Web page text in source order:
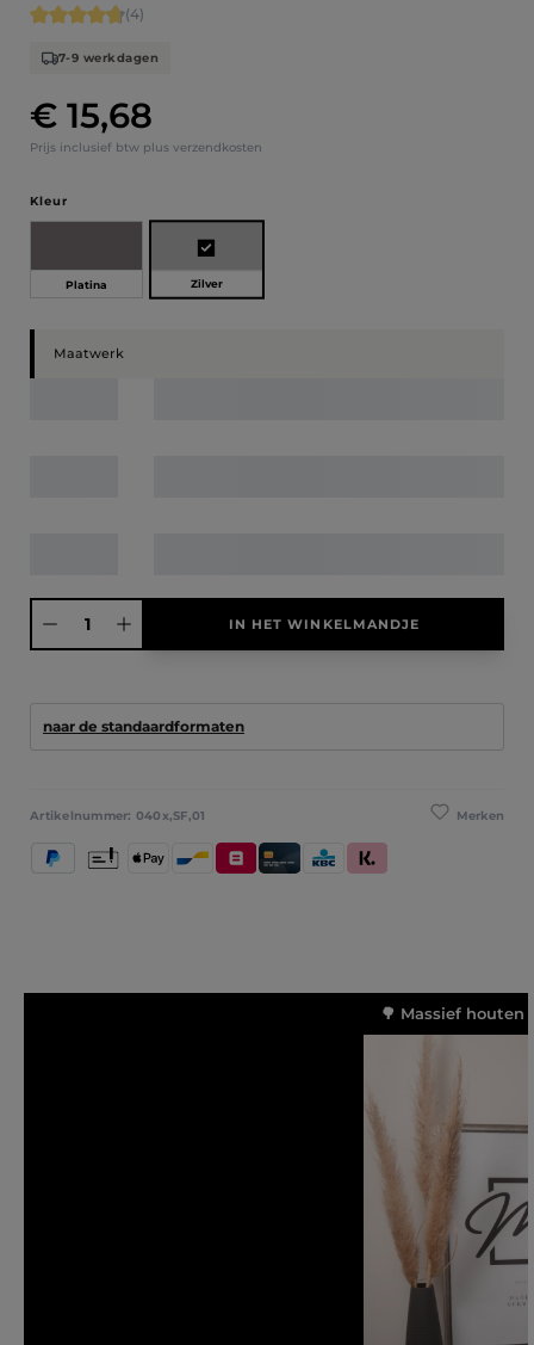
Normale prijs:
€ 15,68
Prijs inclusief btw plus verzendkosten
Gemiddelde score van 4.75 op 5 sterren
(4)
7-9 werkdagen
Selecteer
Kleur
Platina Zilver
Maatwerk
IN HET WINKELMANDJE
naar de standaardformaten
Merken
Artikelnummer: 040x,SF,01
PayPal Apple PayBancontact
BelfiusKredietkaart / Bankkaart
KBC/CBC Payment Button
Klarna (Achteraf betalen
Vooruitbetaling
🌳 Massief